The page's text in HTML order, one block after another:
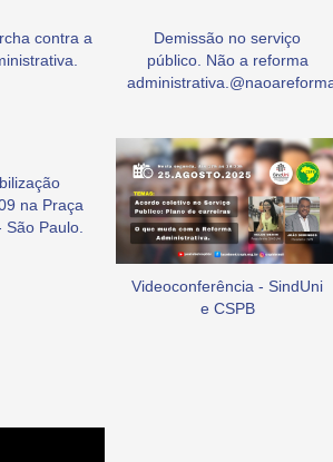
contra a
Demissão no serviço
público. Não a reforma
na Praça
Paulo.
Videoconferência - SindUni
e CSPB